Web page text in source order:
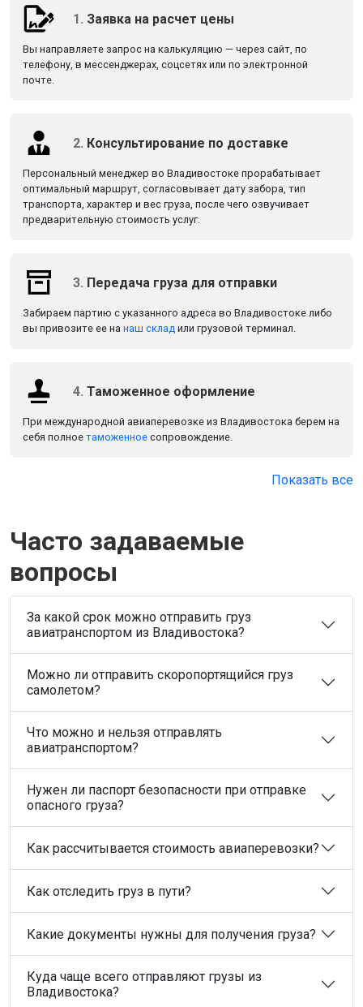
1. Заявка на расчет цены
Вы направляете запрос на калькуляцию — через сайт, по
телефону, в мессенджерах, соцсетях или по электронной
почте.
2. Консультирование по доставке
Персональный менеджер во Владивостоке прорабатывает
оптимальный маршрут, согласовывает дату забора, тип
транспорта, характер и вес груза, после чего озвучивает
предварительную стоимость услуг.
3. Передача груза для отправки
Забираем партию с указанного адреса во Владивостоке либо
вы привозите ее на наш склад или грузовой терминал.
4. Таможенное оформление
При международной авиаперевозке из Владивостока берем на
себя полное таможенное сопровождение.
Показать все
Часто задаваемые
вопросы
За какой срок можно отправить груз
авиатранспортом из Владивостока?
Можно ли отправить скоропортящийся груз
самолетом?
Что можно и нельзя отправлять
авиатранспортом?
Нужен ли паспорт безопасности при отправке
опасного груза?
Как рассчитывается стоимость авиаперевозки?
Как отследить груз в пути?
Какие документы нужны для получения груза?
Куда чаще всего отправляют грузы из
Владивостока?